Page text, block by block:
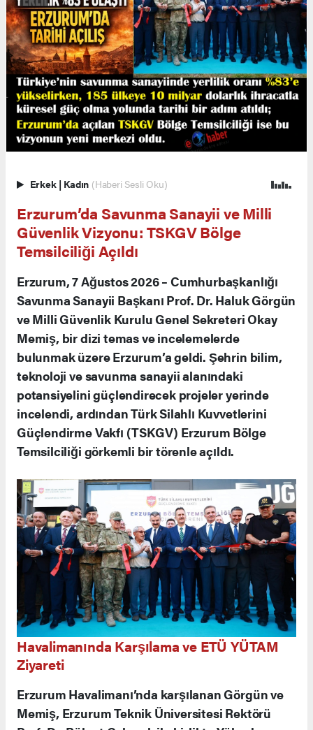
Erkek | Kadın (Haberi Sesli Oku)
Erzurum’da Savunma Sanayii ve Milli
Güvenlik Vizyonu: TSKGV Bölge
Temsilciliği Açıldı
Erzurum, 7 Ağustos 2026 – Cumhurbaşkanlığı
Savunma Sanayii Başkanı Prof. Dr. Haluk Görgün
ve Milli Güvenlik Kurulu Genel Sekreteri Okay
Memiş, bir dizi temas ve incelemelerde
bulunmak üzere Erzurum’a geldi. Şehrin bilim,
teknoloji ve savunma sanayii alanındaki
potansiyelini güçlendirecek projeler yerinde
incelendi, ardından Türk Silahlı Kuvvetlerini
Güçlendirme Vakfı (TSKGV) Erzurum Bölge
Temsilciliği görkemli bir törenle açıldı.
Havalimanında Karşılama ve ETÜ YÜTAM
Ziyareti
Erzurum Havalimanı’nda karşılanan Görgün ve
Memiş, Erzurum Teknik Üniversitesi Rektörü